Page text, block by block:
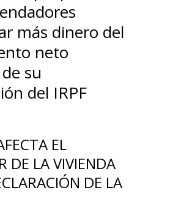
más dinero del
neto
su
del IRPF
EL
DE LA VIVIENDA
DE LA